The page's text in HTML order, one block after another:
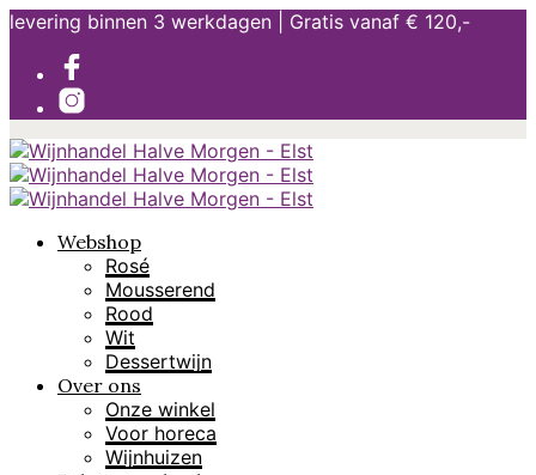
levering binnen 3 werkdagen | Gratis vanaf € 120,-
Webshop
Rosé
Mousserend
Rood
Wit
Dessertwijn
Over ons
Onze winkel
Voor horeca
Wijnhuizen